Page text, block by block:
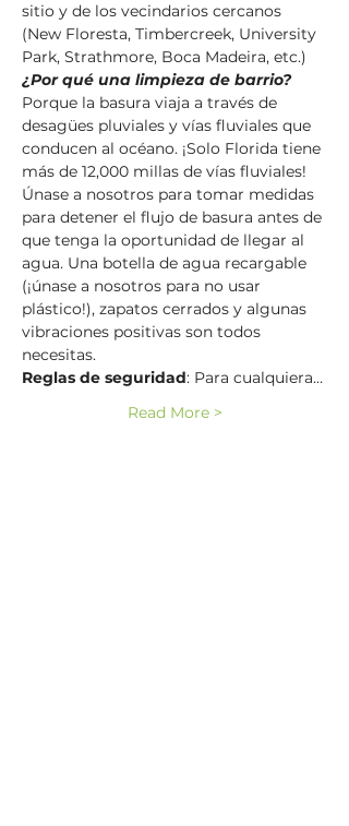
sitio y de los vecindarios cercanos
(New Floresta, Timbercreek, University
Park, Strathmore, Boca Madeira, etc.)
¿Por qué una limpieza de barrio?
Porque la basura viaja a través de
desagües pluviales y vías fluviales que
conducen al océano. ¡Solo Florida tiene
más de 12,000 millas de vías fluviales!
Únase a nosotros para tomar medidas
para detener el flujo de basura antes de
que tenga la oportunidad de llegar al
agua. Una botella de agua recargable
(¡únase a nosotros para no usar
plástico!), zapatos cerrados y algunas
vibraciones positivas son todos
necesitas.
Reglas de seguridad: Para cualquiera…
Read More >